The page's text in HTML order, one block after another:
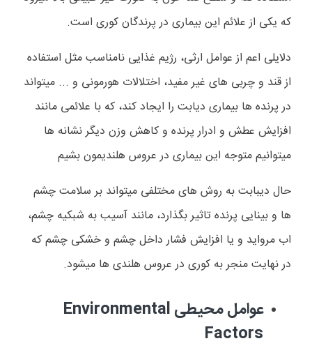
که یکی از علائم این بیماری در پرندگان کوری است.
دلایلی اعم از عوامل ارثی، رژیم غذایی نامناسب مثل استفاده
از قند و چربی های غیر مفید، اختلالات هورمونی و ... میتواند
در پرنده ها بیماری دیابت را ایجاد کند، که با علائمی مانند
افزایش عطش و ادرار پرنده و کاهش وزن دیگر نشانه ها
میتوانیم متوجه این بیماری در عروس هلندیمون بشیم
حال دیبابت به روش های مختلفی میتواند بر سلامت چشم
ها و بینایی پرنده تاثیر بگذارد، مانند آسیب به شبکیه چشم،
اب مرواید و یا افزایش فشار داخل چشم و خشکی چشم که
در نهایت منجر به کوری در عروس هلندی ها میشود.
عوامل محیطیEnvironmental
Factors